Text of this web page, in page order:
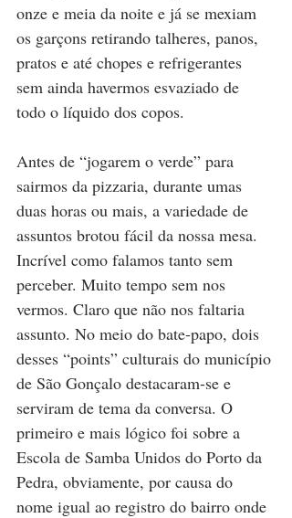
onze e meia da noite e já se mexiam
os garçons retirando talheres, panos,
pratos e até chopes e refrigerantes
sem ainda havermos esvaziado de
todo o líquido dos copos.
Antes de “jogarem o verde” para
sairmos da pizzaria, durante umas
duas horas ou mais, a variedade de
assuntos brotou fácil da nossa mesa.
Incrível como falamos tanto sem
perceber. Muito tempo sem nos
vermos. Claro que não nos faltaria
assunto. No meio do bate-papo, dois
desses “points” culturais do município
de São Gonçalo destacaram-se e
serviram de tema da conversa. O
primeiro e mais lógico foi sobre a
Escola de Samba Unidos do Porto da
Pedra, obviamente, por causa do
nome igual ao registro do bairro onde